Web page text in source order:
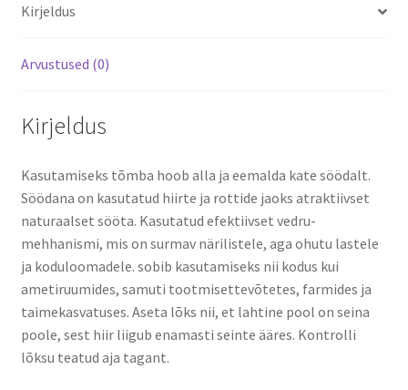
Kirjeldus
Arvustused (0)
Kirjeldus
Kasutamiseks tõmba hoob alla ja eemalda kate söödalt.
Söödana on kasutatud hiirte ja rottide jaoks atraktiivset
naturaalset sööta. Kasutatud efektiivset vedru-
mehhanismi, mis on surmav närilistele, aga ohutu lastele
ja koduloomadele. sobib kasutamiseks nii kodus kui
ametiruumides, samuti tootmisettevõtetes, farmides ja
taimekasvatuses. Aseta lõks nii, et lahtine pool on seina
poole, sest hiir liigub enamasti seinte ääres. Kontrolli
lõksu teatud aja tagant.